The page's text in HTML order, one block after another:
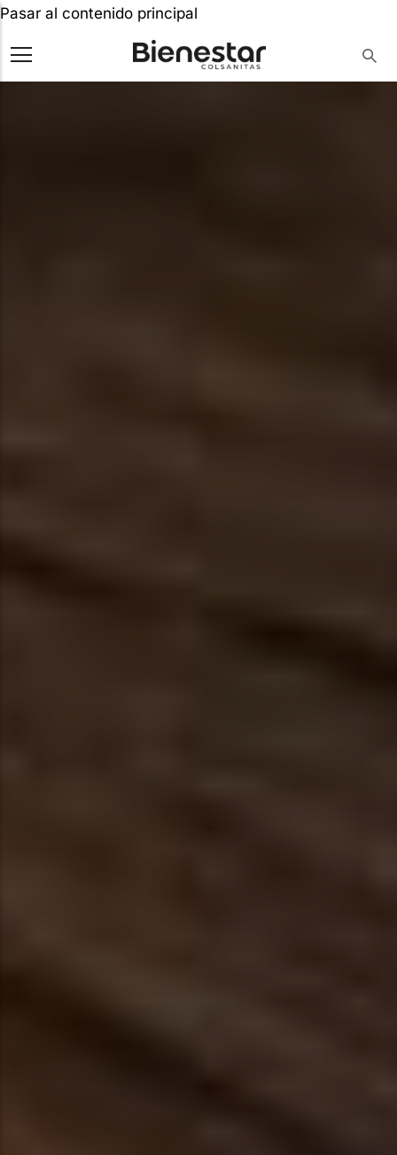
Pasar al contenido principal